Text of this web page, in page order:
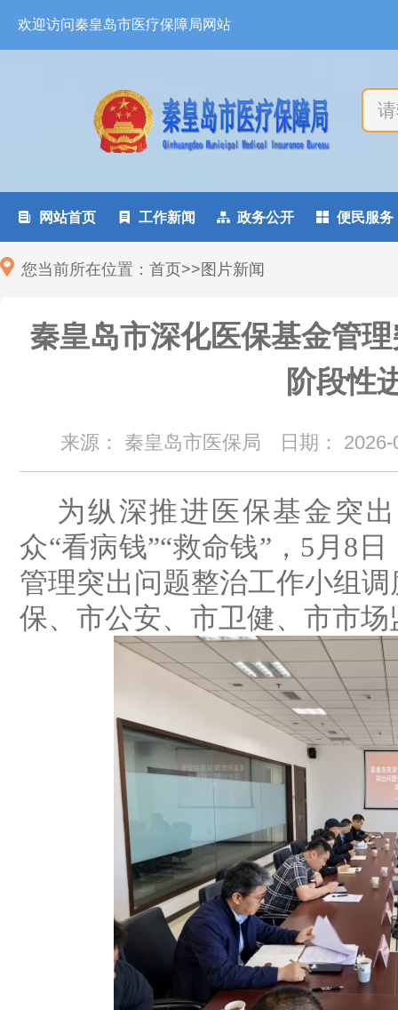
欢迎访问秦皇岛市医疗保障局网站
 网站首页  工作新闻  政务公开  便民服务
您当前所在位置： 首页>> 图片新闻
秦皇岛市深化医保基金管
阶段性
来源： 秦皇岛市医保局 日期：
为纵深推进医保基金突
众“看病钱”“救命钱”， 5 月 8
管理突出问题整治工作小组
保、市公安、市卫健、市市